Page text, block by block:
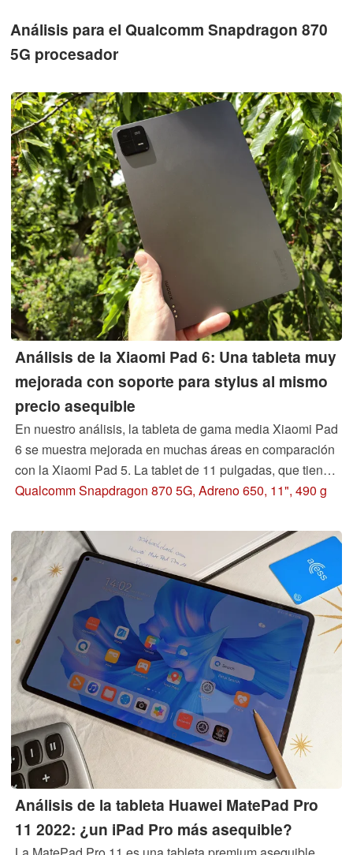
Análisis para el Qualcomm Snapdragon 870
5G procesador
Análisis de la Xiaomi Pad 6: Una tableta muy
mejorada con soporte para stylus al mismo
precio asequible
En nuestro análisis, la tableta de gama media Xiaomi Pad
6 se muestra mejorada en muchas áreas en comparación
con la Xiaomi Pad 5. La tablet de 11 pulgadas, que tiene
un precio atractivamente asequible, ofrece muchos
Snapdragon, carcasa de gran calidad y soporte para
lápiz.
Qualcomm Snapdragon 870 5G, Adreno 650, 11", 490 g
Análisis de la tableta Huawei MatePad Pro
11 2022: ¿un iPad Pro más asequible?